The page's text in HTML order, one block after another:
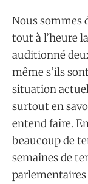
Nous sommes
tout à l’heure
auditionné
même s’ils
situation
surtout en
entend faire.
beaucoup de
semaines de